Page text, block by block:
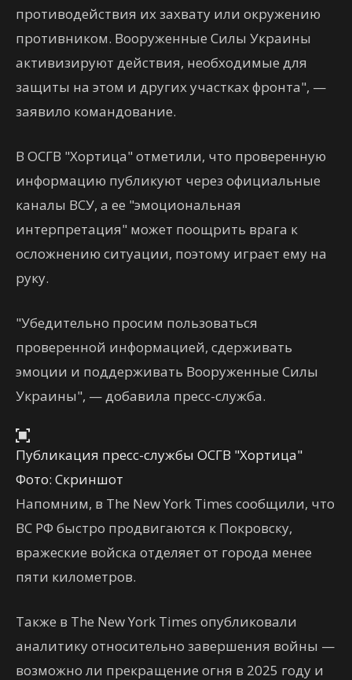
противодействия их захвату или окружению
противником. Вооруженные Силы Украины
активизируют действия, необходимые для
защиты на этом и других участках фронта", —
заявило командование.
В ОСГВ "Хортица" отметили, что проверенную
информацию публикуют через официальные
каналы ВСУ, а ее "эмоциональная
интерпретация" может поощрить врага к
осложнению ситуации, поэтому играет ему на
руку.
"Убедительно просим пользоваться
проверенной информацией, сдерживать
эмоции и поддерживать Вооруженные Силы
Украины", — добавила пресс-служба.
Публикация пресс-службы ОСГВ "Хортица"
Фото: Скриншот
Напомним, в The New York Times сообщили, что
ВС РФ быстро продвигаются к Покровску,
вражеские войска отделяет от города менее
пяти километров.
Также в The New York Times опубликовали
аналитику относительно завершения войны —
возможно ли прекращение огня в 2025 году и